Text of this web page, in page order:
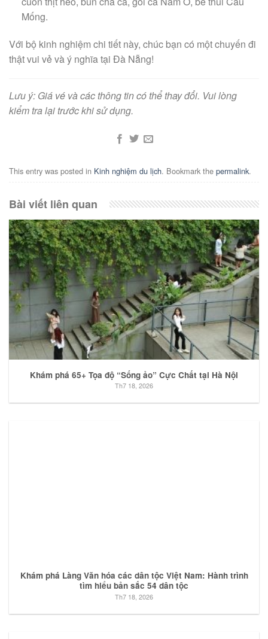
Mống.
Với bộ kinh nghiệm chi tiết này, chúc bạn có một chuyến đi
thật vui vẻ và ý nghĩa tại Đà Nẵng!
Lưu ý: Giá vé và các thông tin có thể thay đổi. Vui lòng
kiểm tra lại trước khi sử dụng.
This entry was posted in Kinh nghiệm du lịch. Bookmark the permalink.
Bài viết liên quan
Khám phá 65+ Tọa độ “Sống ảo” Cực Chất tại Hà Nội
Th7 18, 2026
Khám phá Làng Văn hóa các dân tộc Việt Nam: Hành trình
tìm hiểu bản sắc 54 dân tộc
Th7 18, 2026